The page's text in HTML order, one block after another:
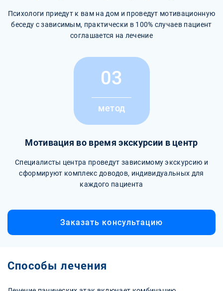
Психологи приедут к вам на дом и проведут мотивационную
беседу с зависимым, практически в 100% случаев пациент
соглашается на лечение
03
метод
Мотивация во время экскурсии в центр
Специалисты центра проведут зависимому экскурсию и
сформируют комплекс доводов, индивидуальных для
каждого пациента
Заказать консультацию
Способы лечения